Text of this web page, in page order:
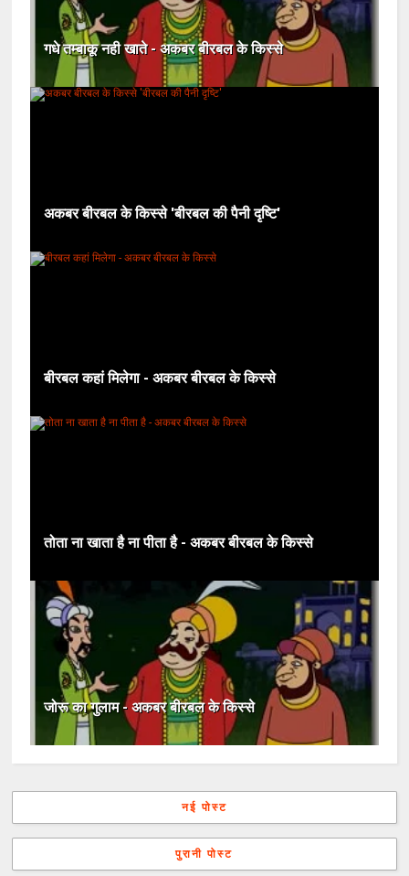
गधे तम्बाकू नही खाते - अकबर बीरबल के किस्से
अकबर बीरबल के किस्से 'बीरबल की पैनी दृष्टि'
बीरबल कहां मिलेगा - अकबर बीरबल के किस्से
तोता ना खाता है ना पीता है - अकबर बीरबल के किस्से
जोरू का गुलाम - अकबर बीरबल के किस्से
नई पोस्ट
पुरानी पोस्ट